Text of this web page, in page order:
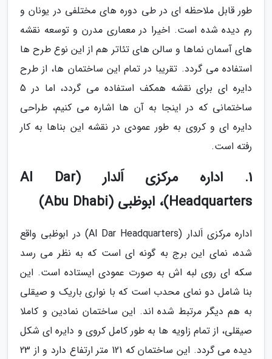
طور قابل ملاحظه ای در طی دوره های مختلفی در یونان و
رم دیده شده است. اخیرا در معماری مدرن و توسعه نقشه
های آسمان نماها و سالن های تئاتر هم از این نوع طرح ها
استفاده می گردد. تقریبا در تمام این ساختمان ها، از طرح
دایره ای برای نقشه همکف استفاده می گردد، اما در 5
ساختمانی که در اینجا به آن ها اشاره می کنیم، طراحی
دایره ای و کروی به طور عمودی در نقشه این بناها به کار
رفته است.
1. اداره مرکزی اَلدار (Al Dar
Headquarters)، ابوظبی (Abu Dhabi)
اداره مرکزی اَلدار (Al Dar Headquarters) در ابوظبی واقع
شده، نمای این برج به گونه ای است که به نظر می رسد
سکه ای روی لبه اش به صورت عمودی ایستاده است. این
بنا شامل دو نمای محدب است که با نواری باریک و صیقلی
به هم دیگر مرتبط شده اند. این ساختمان نمادین و کاملا
صیقلی، از تمام زاویه ها به طور کامل کروی و دایره ای شکل
دیده می گردد. این ساختمان که 121 متر ارتفاع دارد و از 23